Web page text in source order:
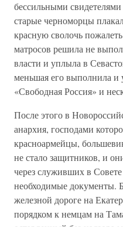
бессильными
старые черноморцы
красную сволочь
матросов решила не
власти и уплыла в
меньшая его выполнила и
«Свободная Россия» и
После этого в
анархия, господами
красноармейцы,
не стало защитников, и
через служивших в
необходимые документы.
железной дороге на
порядком к немцам на